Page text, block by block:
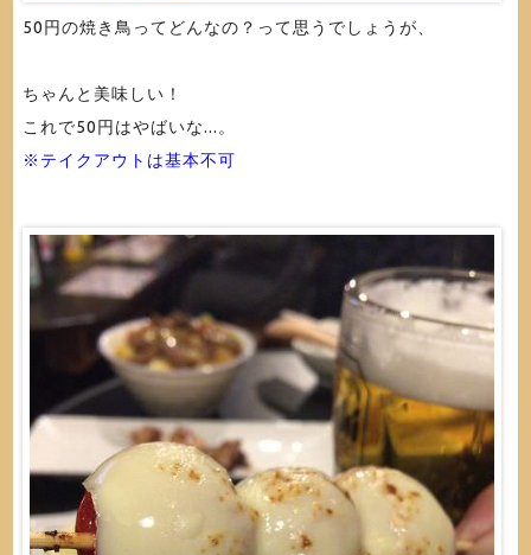
50円の焼き鳥ってどんなの？って思うでしょうが、
ちゃんと美味しい！
これで50円はやばいな...。
※テイクアウトは基本不可